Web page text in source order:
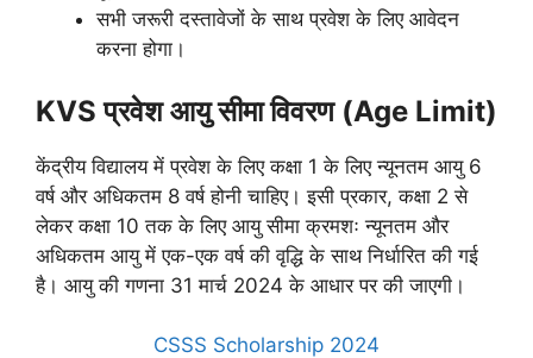
सभी जरूरी दस्तावेजों के साथ प्रवेश के लिए आवेदन
करना होगा।
KVS प्रवेश आयु सीमा विवरण (Age Limit)
केंद्रीय विद्यालय में प्रवेश के लिए कक्षा 1 के लिए न्यूनतम आयु 6
वर्ष और अधिकतम 8 वर्ष होनी चाहिए। इसी प्रकार, कक्षा 2 से
लेकर कक्षा 10 तक के लिए आयु सीमा क्रमशः न्यूनतम और
अधिकतम आयु में एक-एक वर्ष की वृद्धि के साथ निर्धारित की गई
है। आयु की गणना 31 मार्च 2024 के आधार पर की जाएगी।
CSSS Scholarship 2024